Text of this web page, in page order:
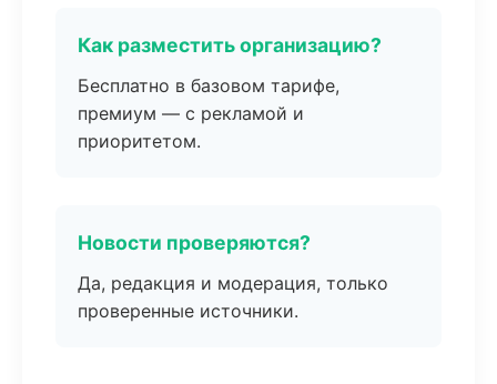
Как разместить организацию?
Бесплатно в базовом тарифе,
премиум — с рекламой и
приоритетом.
Новости проверяются?
Да, редакция и модерация, только
проверенные источники.